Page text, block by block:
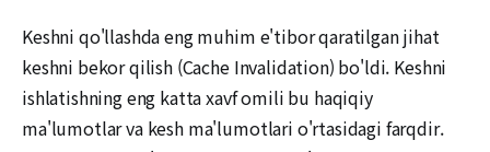
Keshni qo'llashda eng muhim e'tibor qaratilgan jihat
keshni bekor qilish (Cache Invalidation) bo'ldi. Keshni
ishlatishning eng katta xavf omili bu haqiqiy
ma'lumotlar va kesh ma'lumotlari o'rtasidagi farqdir.